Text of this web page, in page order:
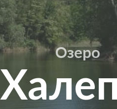
Озеро